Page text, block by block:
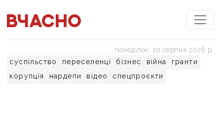
суспільство переселенці бізнес війна
гранти
корупція
нардепи відео спецпроєкти
понеділок, 10 серпня 2026 р.